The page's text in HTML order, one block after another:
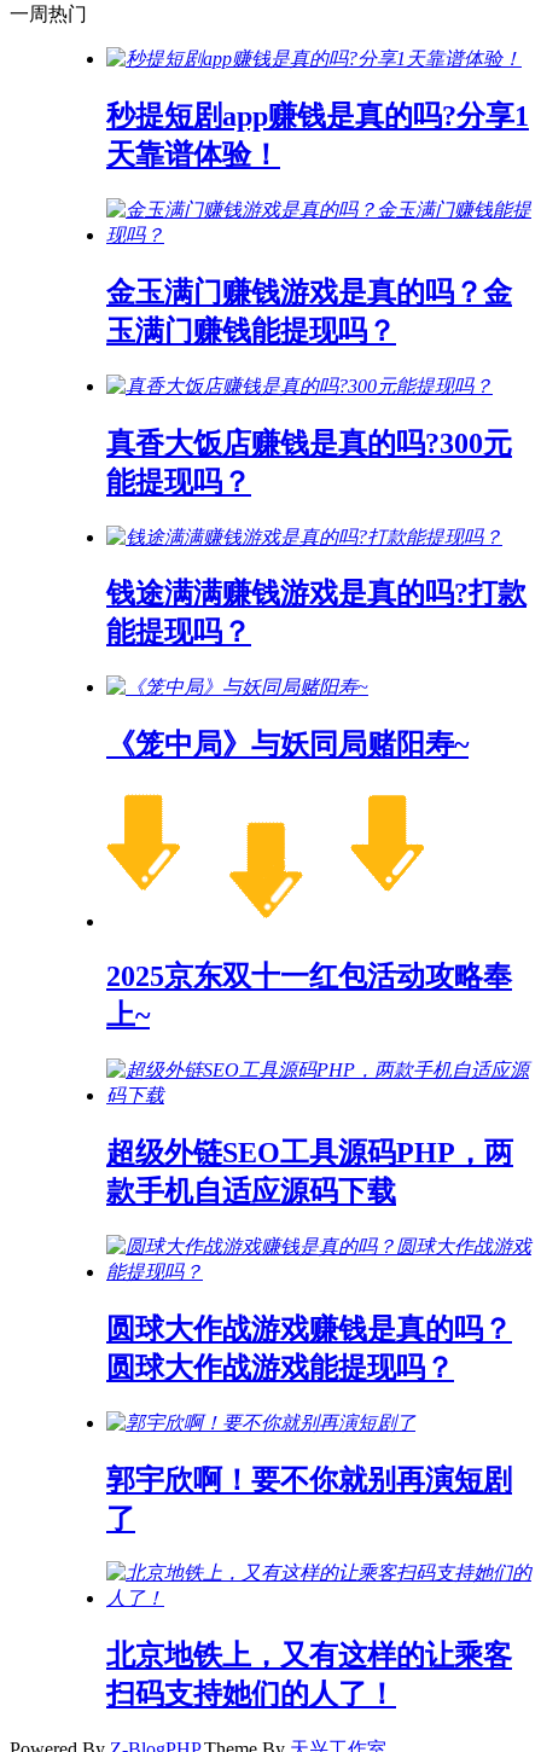
一周热门
秒提短剧app赚钱是真的吗?分享1
天靠谱体验！
金玉满门赚钱游戏是真的吗？金
玉满门赚钱能提现吗？
真香大饭店赚钱是真的吗?300元
能提现吗？
钱途满满赚钱游戏是真的吗?打款
能提现吗？
《笼中局》与妖同局赌阳寿~
2025京东双十一红包活动攻略奉
上~
超级外链SEO工具源码PHP，两
款手机自适应源码下载
圆球大作战游戏赚钱是真的吗？
圆球大作战游戏能提现吗？
郭宇欣啊！要不你就别再演短剧
了
北京地铁上，又有这样的让乘客
扫码支持她们的人了！